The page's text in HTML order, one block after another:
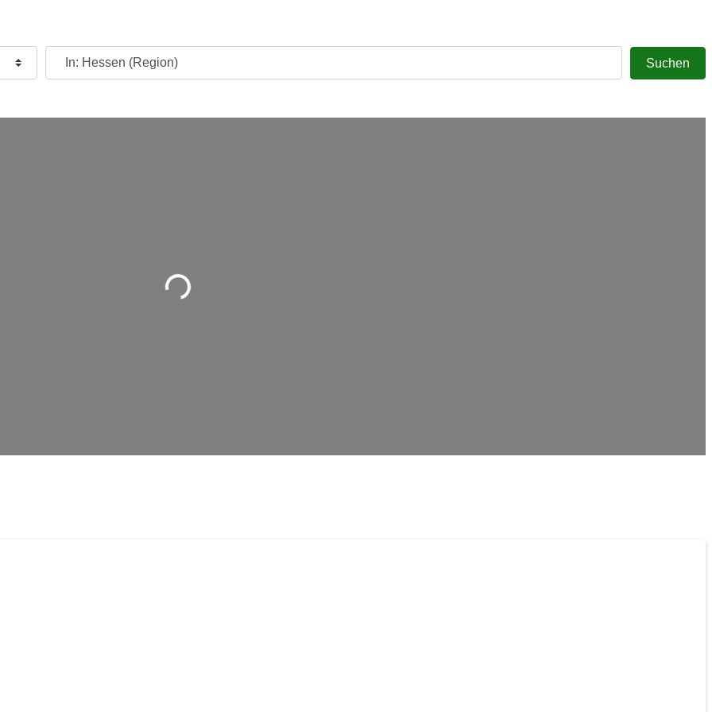
Wo möchtest du suchen?
Suchen
Wird geladen …